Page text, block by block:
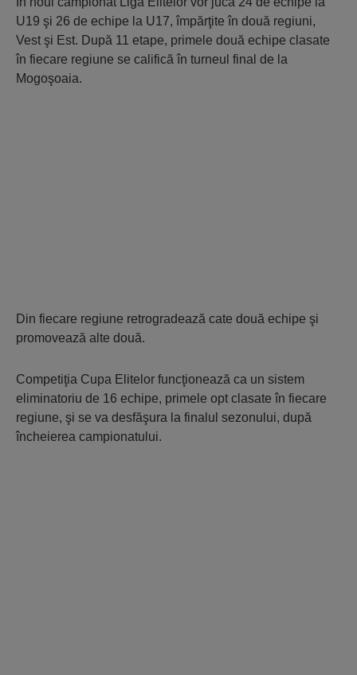
U19 şi 26 de echipe la U17, împărţite în două regiuni,
Vest şi Est. După 11 etape, primele două echipe clasate
în fiecare regiune se califică în turneul final de la
Mogoşoaia.
Din fiecare regiune retrogradează cate două echipe şi
promovează alte două.
Competiţia Cupa Elitelor funcţionează ca un sistem
eliminatoriu de 16 echipe, primele opt clasate în fiecare
regiune, şi se va desfăşura la finalul sezonului, după
încheierea campionatului.